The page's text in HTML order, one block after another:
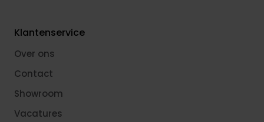
Klantenservice
Over ons
Contact
Showroom
Vacatures